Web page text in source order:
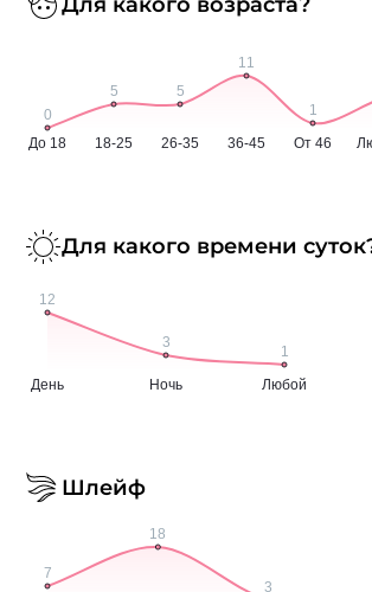
Для какого времени
Шлейф